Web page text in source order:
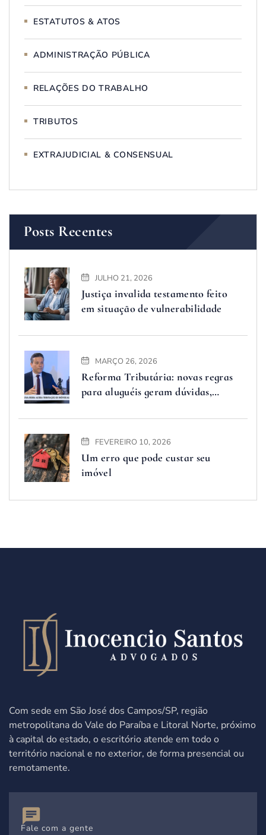
ESTATUTOS & ATOS
ADMINISTRAÇÃO PÚBLICA
RELAÇÕES DO TRABALHO
TRIBUTOS
EXTRAJUDICIAL & CONSENSUAL
Posts Recentes
JULHO 21, 2026
Justiça invalida testamento feito
em situação de vulnerabilidade
MARÇO 26, 2026
Reforma Tributária: novas regras
para aluguéis geram dúvidas,
FEVEREIRO 10, 2026
Um erro que pode custar seu
imóvel
Com sede em São José dos Campos/SP, região
metropolitana do Vale do Paraíba e Litoral Norte, próximo
à capital do estado, o escritório atende em todo o
território nacional e no exterior, de forma presencial ou
remotamente.
Fale com a gente